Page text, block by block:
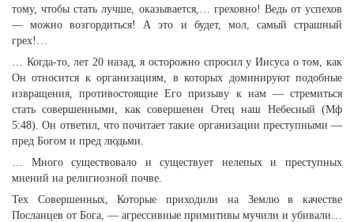
тому, чтобы стать лучше, оказывается,… греховно! Ведь от успехов
— можно возгордиться! А это и будет, мол, самый страшный
грех!…
… Когда-то, лет 20 назад, я осторожно спросил у Иисуса о том, как
Он относится к организациям, в которых доминируют подобные
извращения, противостоящие Его призыву к нам — стремиться
стать совершенными, как совершенен Отец наш Небесный (Мф
5:48). Он ответил, что почитает такие организации преступными —
пред Богом и пред людьми.
… Много существовало и существует нелепых и преступных
мнений на религиозной почве.
Тех Совершенных, Которые приходили на Землю в качестве
Посланцев от Бога, — агрессивные примитивы мучили и убивали…